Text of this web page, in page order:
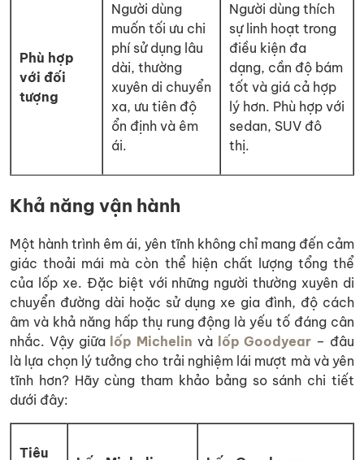
Phù hợp
với đối
tượng
Người dùng
muốn tối ưu chi
phí sử dụng lâu
dài, thường
xuyên di chuyển
xa, ưu tiên độ
ổn định và êm
ái.
Người dùng thích
sự linh hoạt trong
điều kiện đa
dạng, cần độ bám
tốt và giá cả hợp
lý hơn. Phù hợp với
sedan, SUV đô
thị.
Khả năng vận hành
Một hành trình êm ái, yên tĩnh không chỉ mang đến cảm
giác thoải mái mà còn thể hiện chất lượng tổng thể
của lốp xe. Đặc biệt với những người thường xuyên di
chuyển đường dài hoặc sử dụng xe gia đình, độ cách
âm và khả năng hấp thụ rung động là yếu tố đáng cân
nhắc. Vậy giữa lốp Michelin và lốp Goodyear – đâu
là lựa chọn lý tưởng cho trải nghiệm lái mượt mà và yên
tĩnh hơn? Hãy cùng tham khảo bảng so sánh chi tiết
dưới đây:
Tiêu